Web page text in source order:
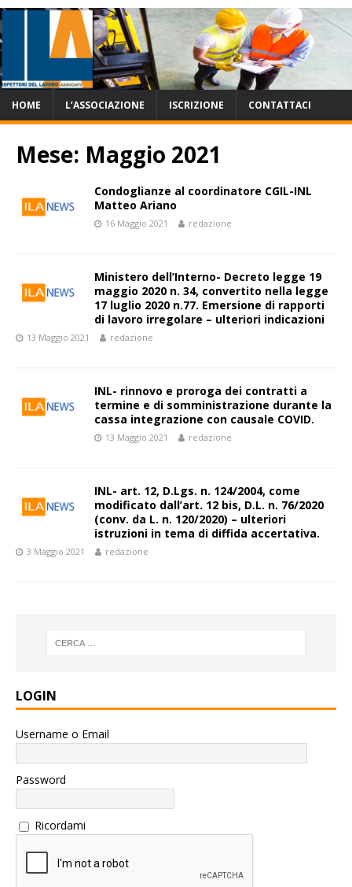
HOME L’ASSOCIAZIONE ISCRIZIONE CONTATTACI
Mese: Maggio 2021
Condoglianze al coordinatore CGIL-INL
Matteo Ariano
16 Maggio 2021 redazione
Ministero dell’Interno- Decreto legge 19
maggio 2020 n. 34, convertito nella legge
17 luglio 2020 n.77. Emersione di rapporti
di lavoro irregolare – ulteriori indicazioni
13 Maggio 2021 redazione
INL- rinnovo e proroga dei contratti a
termine e di somministrazione durante la
cassa integrazione con causale COVID.
13 Maggio 2021 redazione
INL- art. 12, D.Lgs. n. 124/2004, come
modificato dall’art. 12 bis, D.L. n. 76/2020
(conv. da L. n. 120/2020) – ulteriori
istruzioni in tema di diffida accertativa.
3 Maggio 2021 redazione
LOGIN
Username o Email
Password
Ricordami